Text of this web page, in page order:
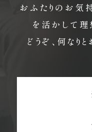
おふたりのお気
を活かして理
どうぞ、何なり